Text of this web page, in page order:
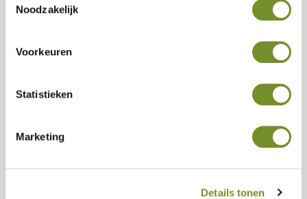
Noodzakelijk
Voorkeuren
Statistieken
Marketing
Details tonen
Dakbedekking
Kies de dakbedekking voor uw buitenverblijf. In de laatste
dit mee te bestellen voor de onderste rij dakshingles,
nokstukken en/of aansluitingen.